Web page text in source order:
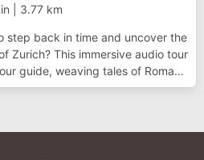
3.77 km
step back in time and uncover the
Zurich? This immersive audio tour
guide, weaving tales of Roman
abbesses, and artistic